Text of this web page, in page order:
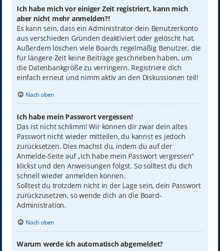
Ich habe mich vor einiger Zeit registriert, kann mich
aber nicht mehr anmelden?!
Es kann sein, dass ein Administrator dein Benutzerkonto
aus verschieden Gründen deaktiviert oder gelöscht hat.
Außerdem löschen viele Boards regelmäßig Benutzer, die
für längere Zeit keine Beiträge geschrieben haben, um
die Datenbankgröße zu verringern. Registriere dich
einfach erneut und nimm aktiv an den Diskussionen teil!
Nach oben
Ich habe mein Passwort vergessen!
Das ist nicht schlimm! Wir können dir zwar dein altes
Passwort nicht wieder mitteilen, du kannst es jedoch
zurücksetzen. Dies machst du, indem du auf der
Anmelde-Seite auf „Ich habe mein Passwort vergessen“
klickst und den Anweisungen folgst. So solltest du dich
schnell wieder anmelden können.
Solltest du trotzdem nicht in der Lage sein, dein Passwort
zurückzusetzen, so wende dich an die Board-
Administration.
Nach oben
Warum werde ich automatisch abgemeldet?